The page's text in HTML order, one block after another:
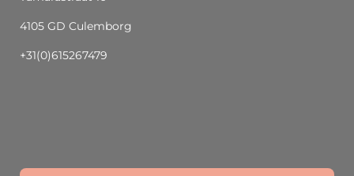
4105 GD Culemborg
+31(0)615267479